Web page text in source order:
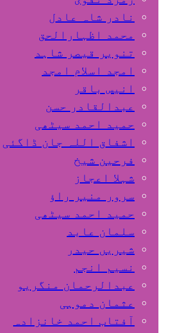
نادر شاہ عادل
محمد اظہارالحق
تنویر قیصر شاہد
امجد اسلام امجد
انیس باقر
عبدالقادر حسن
حمید احمد سیٹھی
اشفاق اللہ جان ڈاگئی
فرحین شیخ
شہلا اعجاز
سرور منیر راؤ
حمید احمد سیٹھی
سلمان عابد
شیریں حیدر
نسیم انجم
عبدالرحمان منگریو
عثمان دموہی
آفتاب احمد خانزادہ